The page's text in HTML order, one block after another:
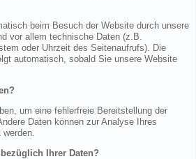
beim Besuch der Website durch unsere
vor allem technische Daten (z.B.
oder Uhrzeit des Seitenaufrufs). Die
automatisch, sobald Sie unsere Website
um eine fehlerfreie Bereitstellung der
Daten können zur Analyse Ihres
Ihrer Daten?